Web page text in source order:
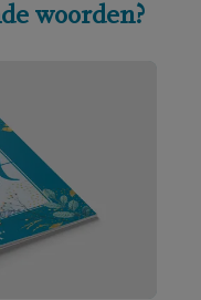
woorden?